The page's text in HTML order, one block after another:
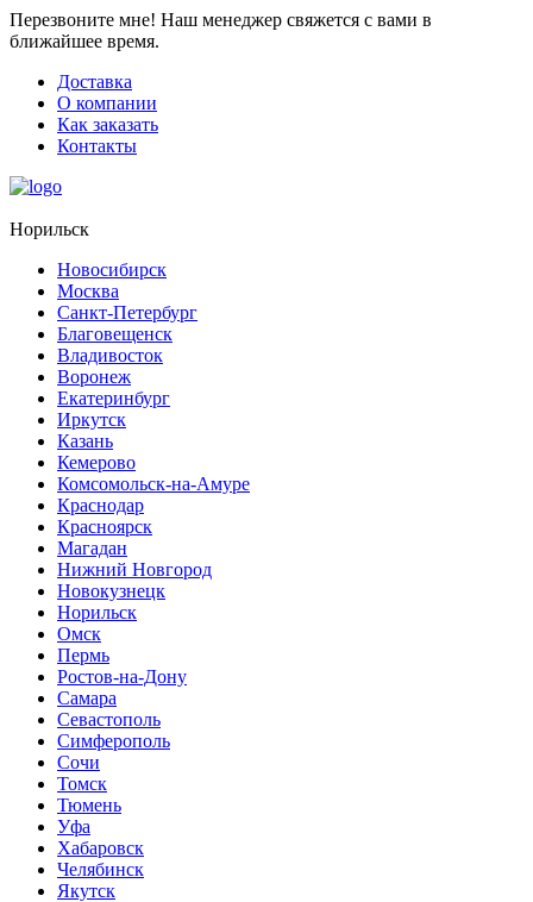
Перезвоните мне! Наш менеджер свяжется с вами в
ближайшее время.
Доставка
О компании
Как заказать
Контакты
Норильск
Новосибирск
Москва
Санкт-Петербург
Благовещенск
Владивосток
Воронеж
Екатеринбург
Иркутск
Казань
Кемерово
Комсомольск-на-Амуре
Краснодар
Красноярск
Магадан
Нижний Новгород
Новокузнецк
Норильск
Омск
Пермь
Ростов-на-Дону
Самара
Севастополь
Симферополь
Сочи
Томск
Тюмень
Уфа
Хабаровск
Челябинск
Якутск